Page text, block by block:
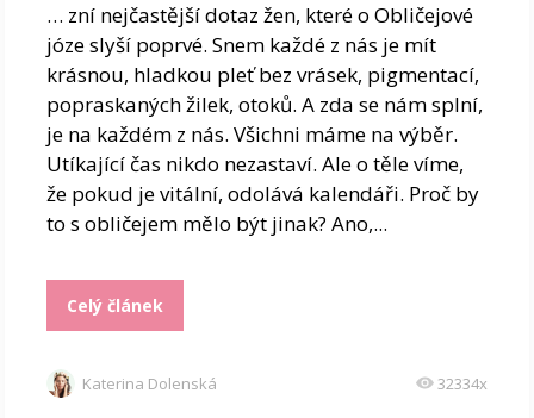
… zní nejčastější dotaz žen, které o Obličejové
józe slyší poprvé. Snem každé z nás je mít
krásnou, hladkou pleť bez vrásek, pigmentací,
popraskaných žilek, otoků. A zda se nám splní,
je na každém z nás. Všichni máme na výběr.
Utíkající čas nikdo nezastaví. Ale o těle víme,
že pokud je vitální, odolává kalendáři. Proč by
to s obličejem mělo být jinak? Ano,...
Celý článek
Katerina Dolenská 32334x